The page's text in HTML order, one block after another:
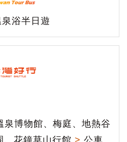
浴半日遊
泉博物館、梅庭、地熱谷